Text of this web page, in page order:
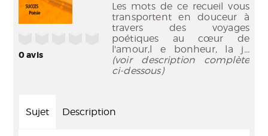
0avis
Les mots de ce recueil vous
transportent en douceur à
travers des voyages
poétiques au cœur de
l'amour,l e bonheur, la j...
(voir description complète
ci-dessous)
Sujet Description